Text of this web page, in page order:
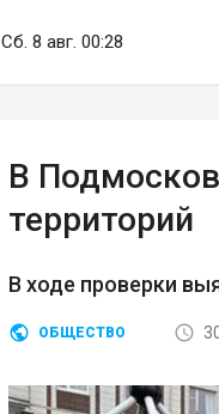
Сб. 8 авг. 00:28
В
территорий
В ходе проверки
ОБЩЕСТВО